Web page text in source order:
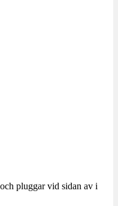
pluggar vid sidan av i